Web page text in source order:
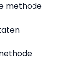
methode